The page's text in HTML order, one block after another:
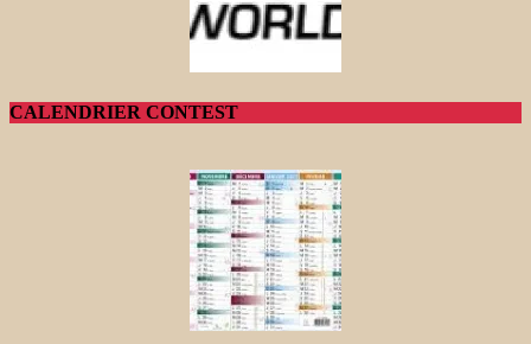
CALENDRIER CONTEST